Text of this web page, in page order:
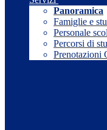
Panoramica
Famiglie e
Personale
Percorsi di
Prenotazioni